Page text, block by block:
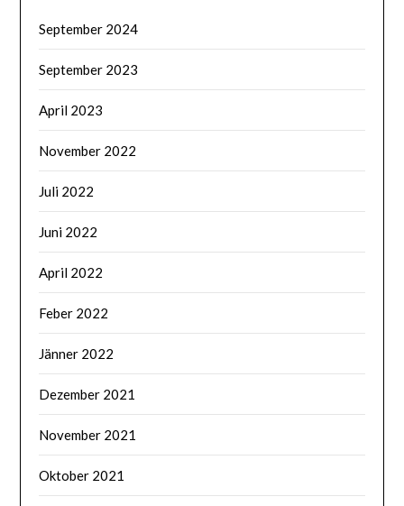
September 2024
September 2023
April 2023
November 2022
Juli 2022
Juni 2022
April 2022
Feber 2022
Jänner 2022
Dezember 2021
November 2021
Oktober 2021